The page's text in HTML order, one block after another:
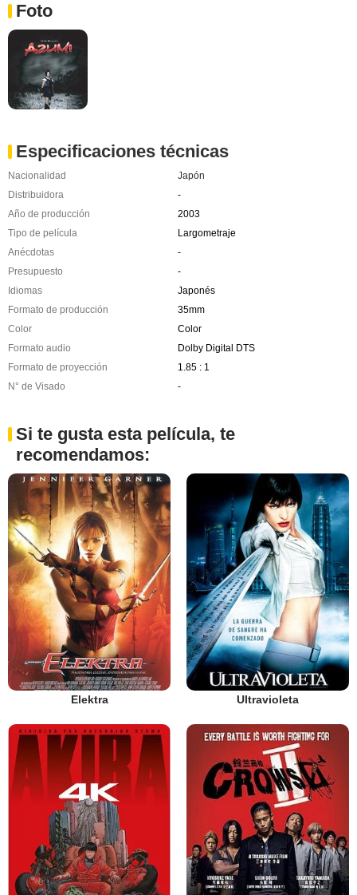
Foto
Especificaciones técnicas
Nacionalidad
Japón
Distribuidora
-
Año de producción
2003
Tipo de película
Largometraje
Anécdotas
-
Presupuesto
-
Idiomas
Japonés
Formato de producción
35mm
Color
Color
Formato audio
Dolby Digital DTS
Formato de proyección
1.85 : 1
N° de Visado
-
Si te gusta esta película, te
recomendamos:
Elektra Ultravioleta